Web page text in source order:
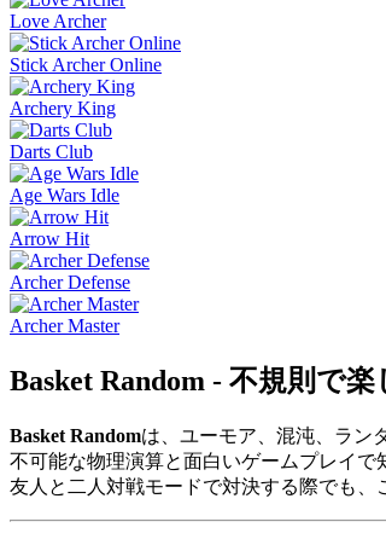
Love Archer
Stick Archer Online
Archery King
Darts Club
Age Wars Idle
Arrow Hit
Archer Defense
Archer Master
Basket Random - 不規則で
Basket Randomは、ユーモア、混沌、ラン
不可能な物理演算と面白いゲームプレイで
友人と二人対戦モードで対決する際でも、